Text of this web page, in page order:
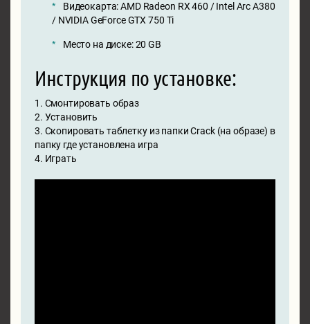
Видеокарта: AMD Radeon RX 460 / Intel Arc A380
/ NVIDIA GeForce GTX 750 Ti
Место на диске: 20 GB
Инструкция по установке:
1. Смонтировать образ
2. Установить
3. Скопировать таблетку из папки Crack (на образе) в
папку где установлена игра
4. Играть